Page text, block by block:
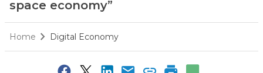
space economy”
Home Digital Economy